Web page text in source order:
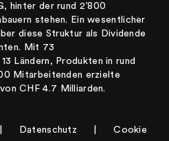
hinter der rund 2’800
stehen. Ein wesentlicher
diese Struktur als Dividende
Mit 73
Ländern, Produkten in rund
Mitarbeitenden erzielte
CHF 4.7 Milliarden.
Datenschutz |Cookie